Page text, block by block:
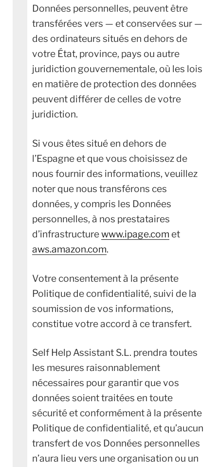
Données personnelles, peuvent être
transférées vers — et conservées sur —
des ordinateurs situés en dehors de
votre État, province, pays ou autre
juridiction gouvernementale, où les lois
en matière de protection des données
peuvent différer de celles de votre
juridiction.
Si vous êtes situé en dehors de
l’Espagne et que vous choisissez de
nous fournir des informations, veuillez
noter que nous transférons ces
données, y compris les Données
personnelles, à nos prestataires
d’infrastructurewww.ipage.com et
aws.amazon.com.
Votre consentement à la présente
Politique de confidentialité, suivi de la
soumission de vos informations,
constitue votre accord à ce transfert.
Self Help Assistant S.L. prendra toutes
les mesures raisonnablement
nécessaires pour garantir que vos
données soient traitées en toute
sécurité et conformément à la présente
Politique de confidentialité, et qu’aucun
transfert de vos Données personnelles
n’aura lieu vers une organisation ou un